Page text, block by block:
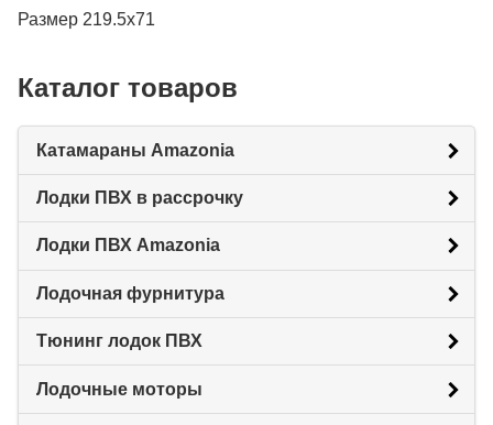
Размер 219.5х71
Каталог товаров
Катамараны Amazonia
Лодки ПВХ в рассрочку
Лодки ПВХ Amazonia
Лодочная фурнитура
Тюнинг лодок ПВХ
Лодочные моторы